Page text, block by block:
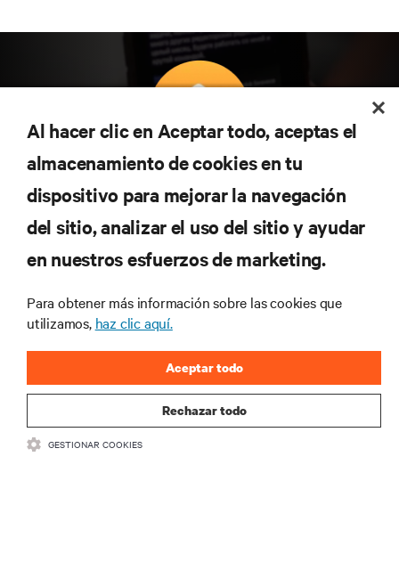
Suscríbete para conocer las últimas tendencias
tecnológicas
Recibe actualizaciones periódicas sobre los temas
más importantes del sector, con los últimos debates
y perspectivas de expertos sobre gestión de
centros de datos y gestión de infraestructuras.
REGÍSTRATE AHORA
Al hacer clic en Aceptar todo, aceptas el
almacenamiento de cookies en tu
dispositivo para mejorar la navegación
del sitio, analizar el uso del sitio y ayudar
en nuestros esfuerzos de marketing.
Para obtener más información sobre las cookies que
utilizamos, haz clic aquí.
Rechazar todo
Aceptar todo
GESTIONAR COOKIES